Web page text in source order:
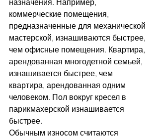
назначения. Например,
коммерческие помещения,
предназначенные для механической
мастерской, изнашиваются быстрее,
чем офисные помещения. Квартира,
арендованная многодетной семьей,
изнашивается быстрее, чем
квартира, арендованная одним
человеком. Пол вокруг кресел в
парикмахерской изнашивается
быстрее.
Обычным износом считаются